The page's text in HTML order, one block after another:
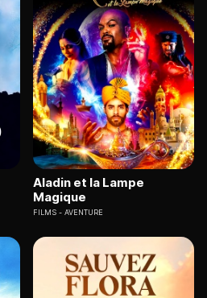
Aladin et la Lampe
Magique
FILMS AVENTURE